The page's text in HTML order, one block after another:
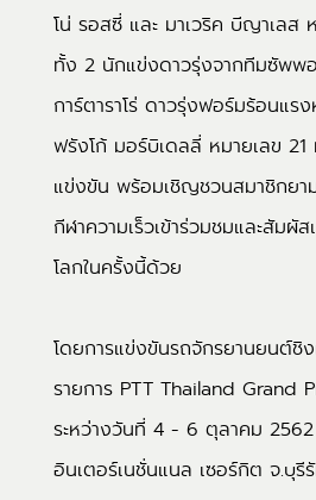
โน่ รอสซี่ และ มาเวริค บีญาเลส
ทั้ง 2 นักแข่งดาวรุ่งจากทีมซัพพ
การ์ตาราโร่ ดาวรุ่งฟอร์มร้อนแร
ฟรังโก้ มอร์บิเดลลี่ หมายเลข 21
แข่งขัน พร้อมเชิญชวนสมาชิกยา
กีฬาความเร็วเข้าร่วมชมและสัมผั
โลกในครั้งนี้ด้วย
โดยการแข่งขันรถจักรยานยนต์ชิ
รายการ PTT Thailand Grand
ระหว่างวันที่ 4 - 6 ตุลาคม
อินเตอร์เนชั่นแนล เซอร์กิต จ.บุรี